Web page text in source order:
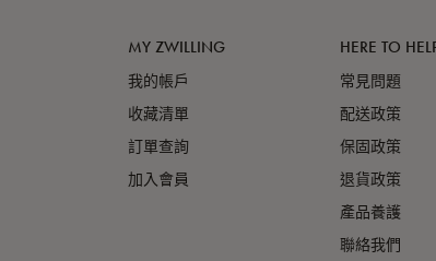
MY ZWILLING
我的帳戶
收藏清單
訂單查詢
加入會員
HERE TO
常見問題
配送政策
保固政策
退貨政策
產品養護
聯絡我們